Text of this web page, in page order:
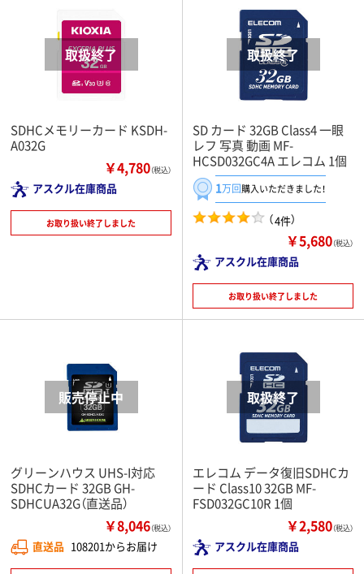
SDHCメモリーカード KSDH-
A032G
￥4,780（税込）
アスクル在庫商品
お取り扱い終了しました
SD カード 32GB Class4 一眼
レフ 写真 動画 MF-
HCSD032GC4A エレコム 1個
1万回購入いただきました！
（4件）
￥5,680（税込）
アスクル在庫商品
お取り扱い終了しました
グリーンハウス UHS-I対応
SDHCカード 32GB GH-
SDHCUA32G（直送品）
￥8,046（税込）
直送品 108201からお届け
エレコム データ復旧SDHCカ
ード Class10 32GB MF-
FSD032GC10R 1個
￥2,580（税込）
アスクル在庫商品